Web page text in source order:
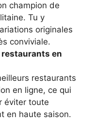
champion de
Tu y
originales
conviviale.
en
restaurants
en ligne, ce qui
éviter toute
en haute saison.